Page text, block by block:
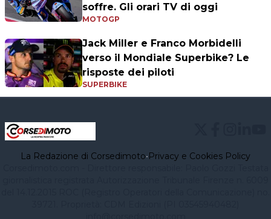
soffre. Gli orari TV di oggi
MOTOGP
Jack Miller e Franco Morbidelli
verso il Mondiale Superbike? Le
risposte dei piloti
SUPERBIKE
La Redazione di Corsedimoto•Privacy e Cookies Policy